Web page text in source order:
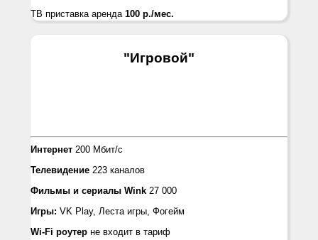
ТВ приставка аренда 100 р./мес.
"Игровой"
Интернет 200 Мбит/с
Телевидение 223 каналов
Фильмы и сериалы Wink 27 000
Игры: VK Play, Лeста игры, Фогейм
Wi-Fi роутер не входит в тариф